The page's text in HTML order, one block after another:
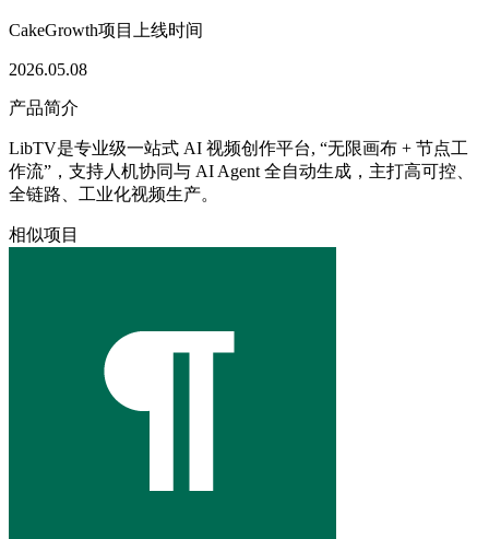
CakeGrowth项目上线时间
2026.05.08
产品简介
LibTV是专业级一站式 AI 视频创作平台, “无限画布 + 节点工
作流”，支持人机协同与 AI Agent 全自动生成，主打高可控、
全链路、工业化视频生产。
相似项目